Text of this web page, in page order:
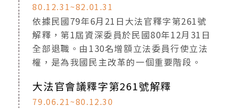
80.12.31~82.01.31
依據民國79年6月21日大法官釋字第261號
解釋，第1屆資深委員於民國80年12月31日
全部退職。由130名增額立法委員行使立法
權，是為我國民主改革的一個重要階段。
大法官會議釋字第261號解釋
79.06.21~80.12.30